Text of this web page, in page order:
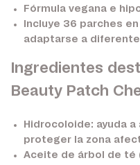
Fórmula vegana e
Incluye 36 parches
adaptarse a
Ingredientes
Beauty Patch
Hidrocoloide: ayuda
proteger la zona
Aceite de árbol de té